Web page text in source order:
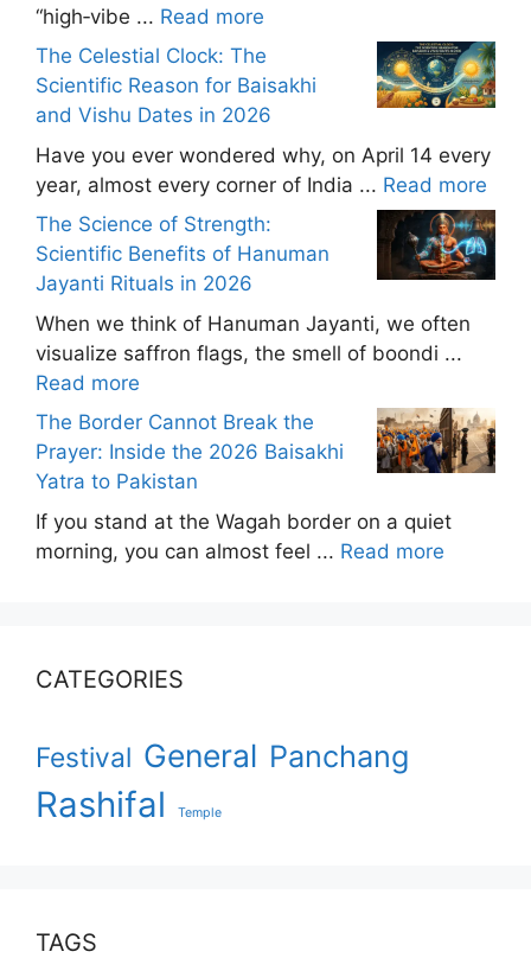
“high‑vibe ... Read more
The Celestial Clock: The
Scientific Reason for Baisakhi
and Vishu Dates in 2026
Have you ever wondered why, on April 14 every
year, almost every corner of India ... Read more
The Science of Strength:
Scientific Benefits of Hanuman
Jayanti Rituals in 2026
When we think of Hanuman Jayanti, we often
visualize saffron flags, the smell of boondi ...
Read more
The Border Cannot Break the
Prayer: Inside the 2026 Baisakhi
Yatra to Pakistan
If you stand at the Wagah border on a quiet
morning, you can almost feel ... Read more
CATEGORIES
Festival General Panchang
Rashifal Temple
TAGS